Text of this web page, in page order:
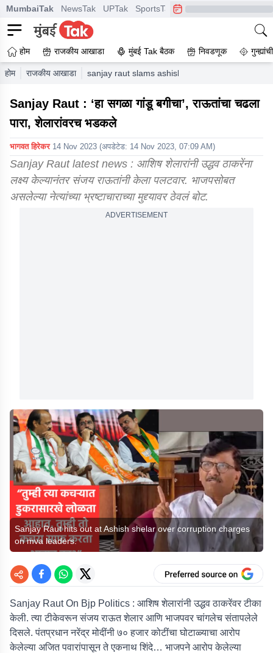
MumbaiTak NewsTak UPTak SportsTak CrimeTak
होम राजकीय आखाडा मुंबई Tak बैठक निवडणूक
होम राजकीय आखाडा sanjay raut slams ashish shelar asked him
Sanjay Raut : ‘हा सगळा गांडू बगीचा’, राऊतांचा चढला
पारा, शेलारांवरच भडकले
भागवत हिरेकर 14 Nov 2023 (अपडेटेड: 14 Nov 2023, 07:09 AM)
Sanjay Raut latest news : आशिष शेलारांनी उद्धव ठाकरेंना
लक्ष्य केल्यानंतर संजय राऊतांनी केला पलटवार. भाजपसोबत
असलेल्या नेत्यांच्या भ्रष्टाचाराच्या मुद्द्यावर ठेवलं बोट.
ADVERTISEMENT
Sanjay Raut hits out at Ashish shelar over corruption charges
on mva leaders.
Sanjay Raut On Bjp Politics : आशिष शेलारांनी उद्धव ठाकरेंवर टीका
केली. त्या टीकेवरून संजय राऊत शेलार आणि भाजपवर चांगलेच संतापलेले
दिसले. पंतप्रधान नरेंद्र मोदींनी ७० हजार कोटींचा घोटाळ्याचा आरोप
केलेल्या अजित पवारांपासून ते एकनाथ शिंदे… भाजपने आरोप केलेल्या